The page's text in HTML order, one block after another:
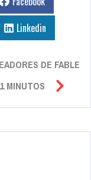
Linkedin
DE FABLE
MINUTOS